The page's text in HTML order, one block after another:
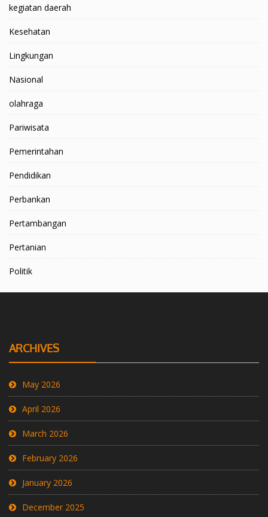
kegiatan daerah
Kesehatan
Lingkungan
Nasional
olahraga
Pariwisata
Pemerintahan
Pendidikan
Perbankan
Pertambangan
Pertanian
Politik
ARCHIVES
May 2026
April 2026
March 2026
February 2026
January 2026
December 2025